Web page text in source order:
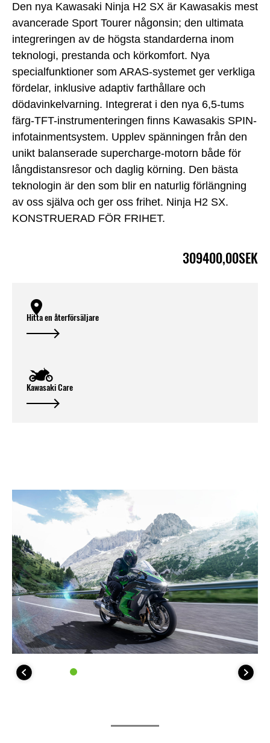
Den nya Kawasaki Ninja H2 SX är Kawasakis mest
avancerade Sport Tourer någonsin; den ultimata
integreringen av de högsta standarderna inom
teknologi, prestanda och körkomfort. Nya
specialfunktioner som ARAS-systemet ger verkliga
fördelar, inklusive adaptiv farthållare och
dödavinkelvarning. Integrerat i den nya 6,5-tums
färg-TFT-instrumenteringen finns Kawasakis SPIN-
infotainmentsystem. Upplev spänningen från den
unikt balanserade supercharge-motorn både för
långdistansresor och daglig körning. Den bästa
teknologin är den som blir en naturlig förlängning
av oss själva och ger oss frihet. Ninja H2 SX.
KONSTRUERAD FÖR FRIHET.
309400,00SEK
Hitta en återförsäljare
Kawasaki Care